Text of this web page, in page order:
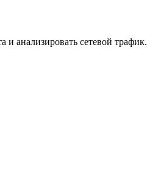
анализировать сетевой трафик.